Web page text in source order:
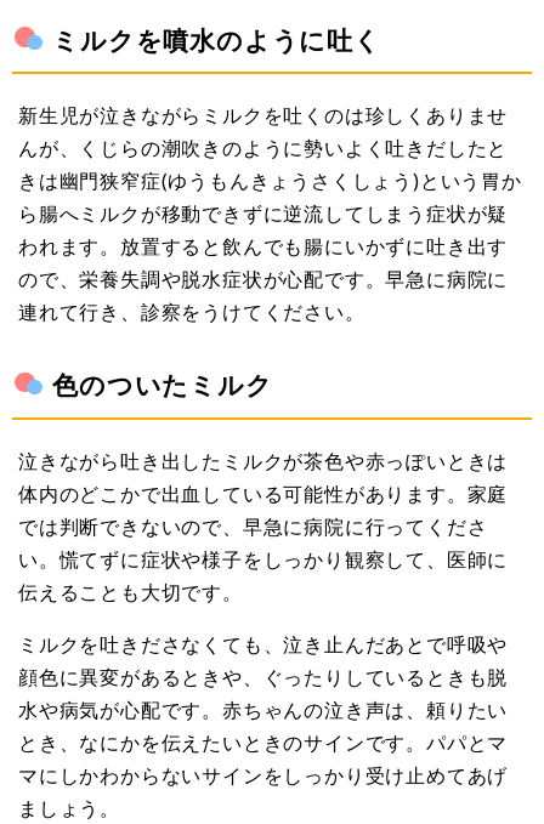
ミルクを噴水のように吐く
新生児が泣きながらミルクを吐くのは珍しくありませ
んが、くじらの潮吹きのように勢いよく吐きだしたと
きは幽門狭窄症(ゆうもんきょうさくしょう)という胃か
ら腸へミルクが移動できずに逆流してしまう症状が疑
われます。放置すると飲んでも腸にいかずに吐き出す
ので、栄養失調や脱水症状が心配です。早急に病院に
連れて行き、診察をうけてください。
色のついたミルク
泣きながら吐き出したミルクが茶色や赤っぽいときは
体内のどこかで出血している可能性があります。家庭
では判断できないので、早急に病院に行ってくださ
い。慌てずに症状や様子をしっかり観察して、医師に
伝えることも大切です。
ミルクを吐きださなくても、泣き止んだあとで呼吸や
顔色に異変があるときや、ぐったりしているときも脱
水や病気が心配です。赤ちゃんの泣き声は、頼りたい
とき、なにかを伝えたいときのサインです。パパとマ
マにしかわからないサインをしっかり受け止めてあげ
ましょう。